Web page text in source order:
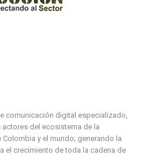
comunicación digital especializado,
del ecosistema de la
y el mundo; generando la
el crecimiento de toda la cadena de